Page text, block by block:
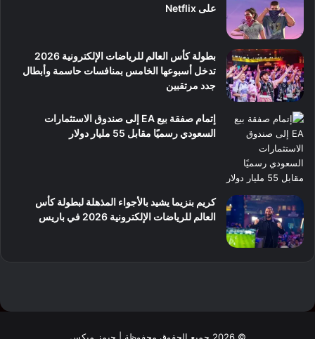
على Netflix
بطولة كأس العالم للرياضات الإلكترونية 2026
تدخل أسبوعها الخامس بمنافسات حاسمة وأبطال
جدد مرتقبين
إتمام صفقة بيع EA إلى صندوق الاستثمارات
السعودي رسميًا مقابل 55 مليار دولار
كريم بنزيما يشيد بالأجواء المذهلة لبطولة كأس
العالم للرياضات الإلكترونية 2026 في باريس